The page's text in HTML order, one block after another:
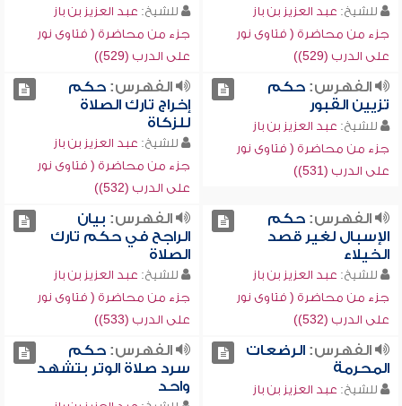
للشيخ: عبد العزيز بن باز
جزء من محاضرة ( فتاوى نور
على الدرب (529))
للشيخ: عبد العزيز بن باز
جزء من محاضرة ( فتاوى نور
على الدرب (529))
الفهرس:حكم
تزيين القبور
للشيخ: عبد العزيز بن باز
جزء من محاضرة ( فتاوى نور
على الدرب (531))
الفهرس:حكم
إخراج تارك الصلاة
للزكاة
للشيخ: عبد العزيز بن باز
جزء من محاضرة ( فتاوى نور
على الدرب (532))
الفهرس:حكم
الإسبال لغير قصد
الخيلاء
للشيخ: عبد العزيز بن باز
جزء من محاضرة ( فتاوى نور
على الدرب (532))
الفهرس: بيان
الراجح في حكم تارك
الصلاة
للشيخ: عبد العزيز بن باز
جزء من محاضرة ( فتاوى نور
على الدرب (533))
الفهرس:الرضعات
المحرمة
للشيخ: عبد العزيز بن باز
الفهرس:حكم
سرد صلاة الوتر بتشهد
واحد